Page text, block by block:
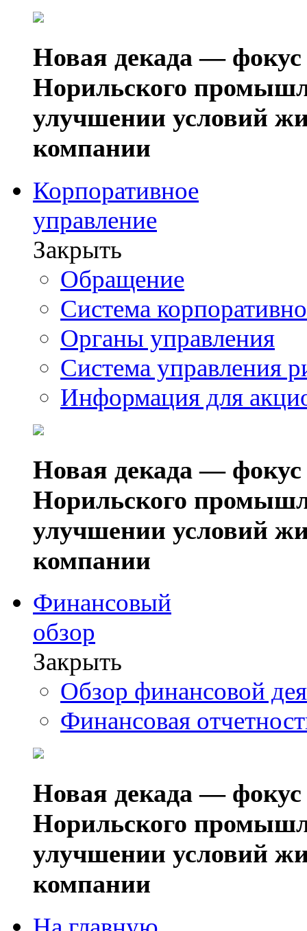
Новая декада — фокус
Норильского
улучшении условий
компании
Корпоративное
управление
Закрыть
Обращение
Система
Органы управления
Система управления
Информация для
Новая декада — фокус
Норильского
улучшении условий
компании
Финансовый
обзор
Закрыть
Обзор финансовой
Финансовая
Новая декада — фокус
Норильского
улучшении условий
компании